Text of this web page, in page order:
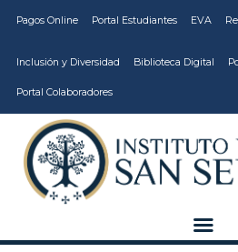
Pagos Online Portal Estudiantes EVA
Inclusión y Diversidad Biblioteca Digital
Portal Colaboradores
CARRERAS
VIDA
INSTITUCIÓN